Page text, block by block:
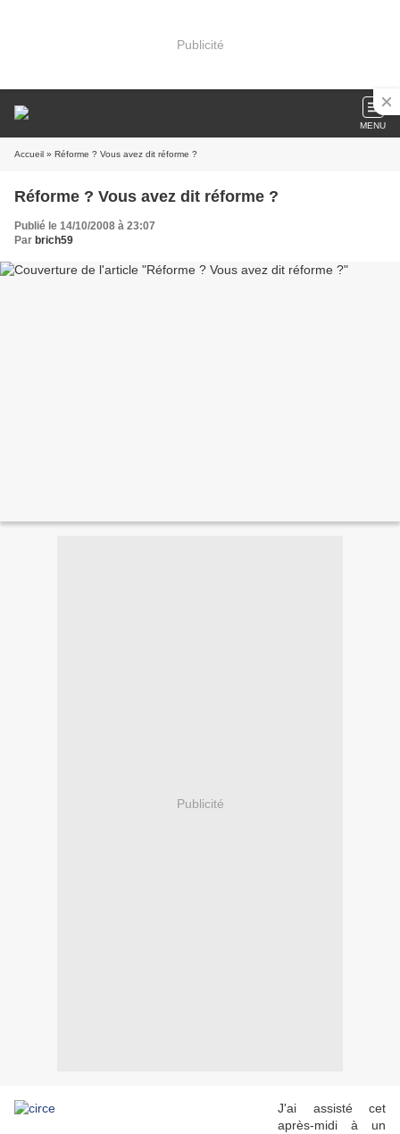
Publicité
MENU
Accueil » Réforme ? Vous avez dit réforme ?
Réforme ? Vous avez dit réforme ?
Publié le 14/10/2008 à 23:07
Par brich59
Publicité
J'ai assisté cet
après-midi à un